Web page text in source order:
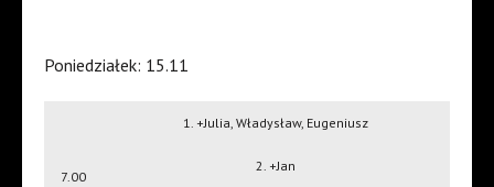
Poniedziałek: 15.11
7.00
1. +Julia, Władysław, Eugeniusz
2. +Jan